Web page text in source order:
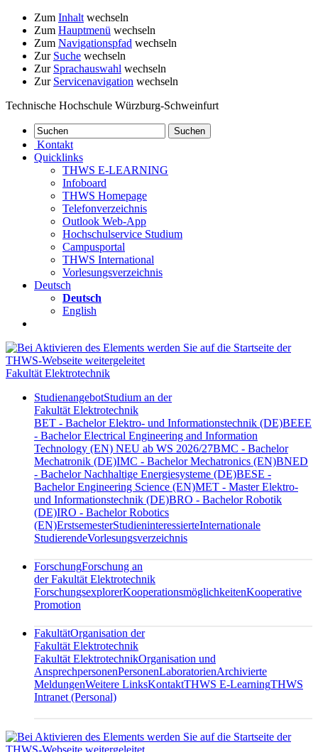
Zum Inhalt wechseln
Zum Hauptmenü wechseln
Zum Navigationspfad wechseln
Zur Suche wechseln
Zur Sprachauswahl wechseln
Zur Servicenavigation wechseln
Technische Hochschule Würzburg-Schweinfurt
Kontakt
Quicklinks
THWS E-LEARNING
Infoboard
THWS Homepage
Telefonverzeichnis
Outlook Web-App
Hochschulservice Studium
Campusportal
THWS International
Vorlesungsverzeichnis
Deutsch
Deutsch
English
Fakultät Elektrotechnik
StudienangebotStudium an der
Fakultät Elektrotechnik
BET - Bachelor Elektro- und Informationstechnik (DE)BEEE
- Bachelor Electrical Engineering and Information
Technology (EN) NEU ab WS 2026/27BMC - Bachelor
Mechatronik (DE)IMC - Bachelor Mechatronics (EN)BNED
- Bachelor Nachhaltige Energiesysteme (DE)BESE -
Bachelor Engineering Science (EN)MET - Master Elektro-
und Informationstechnik (DE)BRO - Bachelor Robotik
(DE)IRO - Bachelor Robotics
(EN)ErstsemesterStudieninteressierteInternationale
StudierendeVorlesungsverzeichnis
ForschungForschung an
der Fakultät Elektrotechnik
ForschungsexplorerKooperationsmöglichkeitenKooperative
Promotion
FakultätOrganisation der
Fakultät Elektrotechnik
Fakultät ElektrotechnikOrganisation und
AnsprechpersonenPersonenLaboratorienArchivierte
MeldungenWeitere LinksKontaktTHWS E-LearningTHWS
Intranet (Personal)